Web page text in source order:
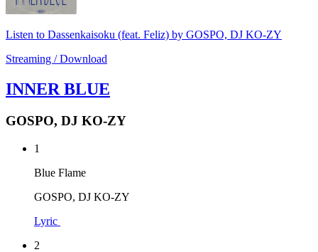
Listen to Dassenkaisoku (feat. Feliz) by GOSPO, DJ KO-ZY
Streaming / Download
INNER BLUE
GOSPO, DJ KO-ZY
1
Blue Flame
GOSPO, DJ KO-ZY
Lyric
2